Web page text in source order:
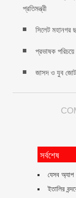
প্রতিমন্ত্রী
সিলেট মহানগর
প্রভাষক
জাসদ ও যুব জোট
সর্বশেষ
যেসব অ্যাপ
ইতালির